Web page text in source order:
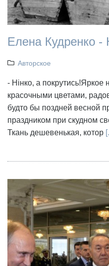
Елена Кудренко
Авторское
- Нінко, а покрутись!Яркое
красочными цветами,
будто бы поздней весной
праздником при скудном
Ткань дешевенькая, котор